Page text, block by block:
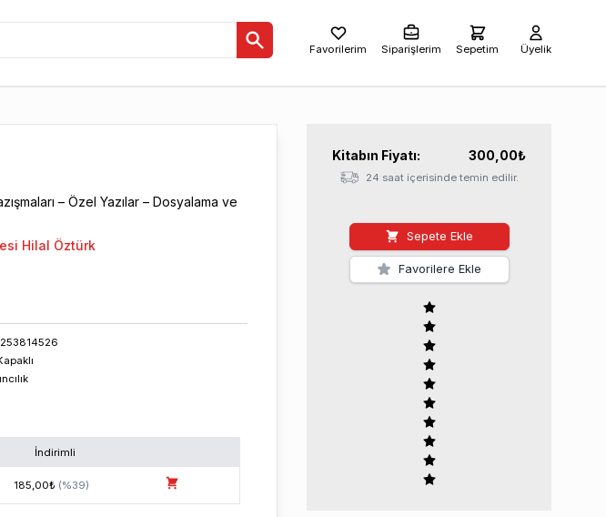
Favorilerim Siparişlerim Sepetim Üyelik
– Özel Yazılar – Dosyalama ve
Hilal Öztürk
İndirimli
185,00₺ (%39)
Kitabın Fiyatı: 300,00₺
24 saat içerisinde temin edilir.
Sepete Ekle
Favorilere Ekle